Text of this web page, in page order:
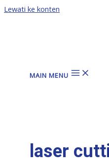
Lewati ke konten
MAIN MENU
laser